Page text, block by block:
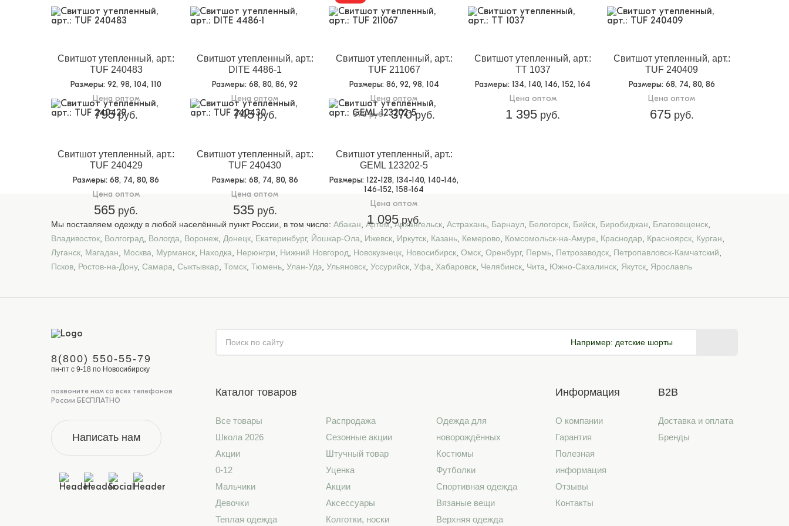
Свитшот утепленный, арт.:
TUF 240483
Размеры: 92, 98, 104, 110
Цена оптом
795руб.
Свитшот утепленный, арт.:
DITE 4486-1
Размеры: 68, 80, 86, 92
Цена оптом
745руб.
Свитшот утепленный, арт.:
TUF 211067
Размеры: 86, 92, 98, 104
Цена оптом
570 руб. 370руб.
Свитшот утепленный, арт.:
TT 1037
Размеры: 134, 140, 146, 152, 164
Цена оптом
1 395 руб.
Свитшот утепленный, арт.:
TUF 240409
Размеры: 68, 74, 80, 86
Цена оптом
675руб.
Свитшот утепленный, арт.:
TUF 240429
Размеры: 68, 74, 80, 86
Цена оптом
565 руб.
Свитшот утепленный, арт.:
TUF 240430
Размеры: 68, 74, 80, 86
Цена оптом
535руб.
Свитшот утепленный, арт.:
GEML 123202-5
Размеры: 122-128, 134-140, 140-146,
146-152, 158-164
Цена оптом
1 095руб.
Мы поставляем одежду в любой населённый пункт России, в том числе: Абакан Артем,Архангельск Астрахань Барнаул Белогорск Бийск Биробиджан Благовещенск
Владивосток Волгоград Вологда Воронеж Донецк Екатеринбург, Йошкар-Ола Ижевск Иркутск Казань Кемерово Комсомольск-на-Амуре Краснодар Красноярск Курган
Луганск Магадан Москва Мурманск Находка Нерюнгри Нижний Новгород Новокузнецк Новосибирск Омск Оренбург, Пермь Петрозаводск Петропавловск-Камчатский
Псков Ростов-на-Дону, Самара Сыктывкар Томск Тюмень Улан-Удэ Ульяновск Уссурийск Уфа Хабаровск Челябинск Чита Южно-Сахалинск Якутск Ярославль
8(800) 550-55-79
пн-пт с 9-18 по Новосибирску
позвоните нам со всех телефонов
России БЕСПЛАТНО
Написать нам
Например: детские шорты
Каталог товаров
Все товары
Школа 2026
Акции
0-12
Мальчики
Девочки
Теплая одежда
Распродажа
Сезонные акции
Штучный товар
Уценка
Акции
Аксессуары
Колготки, носки
Одежда для
новорождённых
Костюмы
Футболки
Спортивная одежда
Вязаные вещи
Верхняя одежда
Информация
О компании
Гарантия
Полезная
информация
Отзывы
Контакты
B2B
Доставка и оплата
Бренды